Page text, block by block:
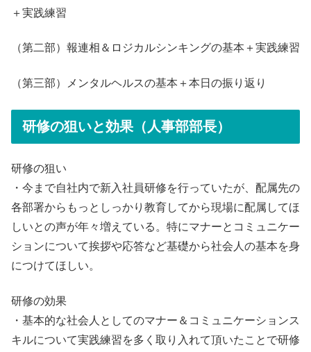
＋実践練習
（第二部）報連相＆ロジカルシンキングの基本＋実践練習
（第三部）メンタルヘルスの基本＋本日の振り返り
研修の狙いと効果（人事部部長）
研修の狙い
・今まで自社内で新入社員研修を行っていたが、配属先の
各部署からもっとしっかり教育してから現場に配属してほ
しいとの声が年々増えている。特にマナーとコミュニケー
ションについて挨拶や応答など基礎から社会人の基本を身
につけてほしい。
研修の効果
・基本的な社会人としてのマナー＆コミュニケーションス
キルについて実践練習を多く取り入れて頂いたことで研修